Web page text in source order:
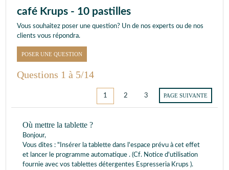
café Krups - 10 pastilles
Vous souhaitez poser une question? Un de nos experts ou de nos
clients vous répondra.
POSER UNE QUESTION
Questions 1 à 5/14
1 2 3 PAGE SUIVANTE
Où mettre la tablette ?
Bonjour,
Vous dites : "Insérer la tablette dans l'espace prévu à cet effet
et lancer le programme automatique . (Cf. Notice d'utilisation
fournie avec vos tablettes détergentes Espresseria Krups ).